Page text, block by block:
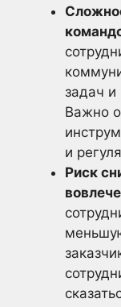
задач и
Важно
и
Риск